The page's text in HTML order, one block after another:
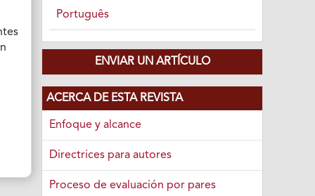
Português
ENVIAR UN ARTÍCULO
ACERCA DE ESTA REVISTA
Enfoque y alcance
Directrices para autores
Proceso de evaluación por pares